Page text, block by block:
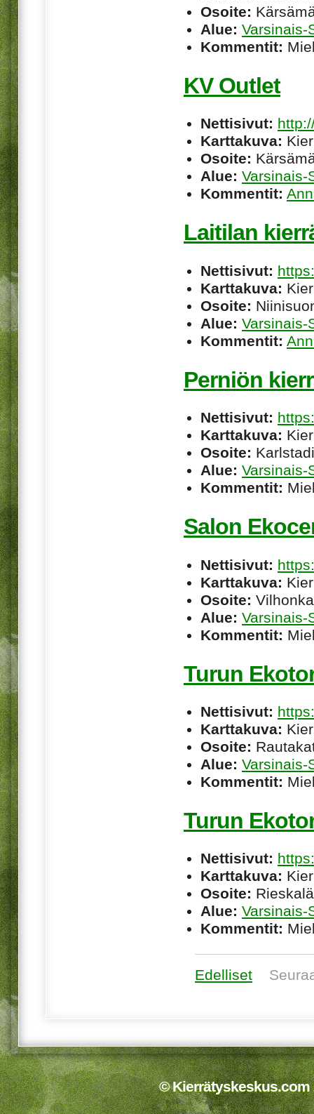
Osoite:
Alue: Varsinais-
Kommentit:
KV Outlet
Nettisivut:
Karttakuva:
Osoite:
Alue: Varsinais-
Kommentit:
Laitilan
Nettisivut:
Karttakuva:
Osoite:
Alue: Varsinais-
Kommentit:
Perniön
Nettisivut:
Karttakuva:
Osoite:
Alue: Varsinais-
Kommentit:
Salon
Nettisivut:
Karttakuva:
Osoite:
Alue: Varsinais-
Kommentit:
Turun
Nettisivut:
Karttakuva:
Osoite:
Alue: Varsinais-
Kommentit:
Turun
Nettisivut:
Karttakuva:
Osoite:
Alue: Varsinais-
Kommentit:
Edelliset
© Kierrätyskeskus.com